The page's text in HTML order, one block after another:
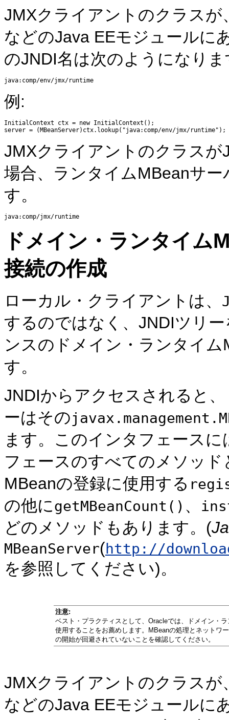
JMXクライアントのクラス
などのJava EEモジュールに
のJNDI名は次のようになりま
例:
InitialContext ctx = new InitialContext();
JMXクライアントのクラス
場合、ランタイムMBeanサ
す。
ドメイン・ランタイム
接続の作成
ローカル・クライアントは、
するのではなく、JNDIツリ
ンスのドメイン・ランタイ
す。
JNDIからアクセスされると
ーはその
ます。このインタフェースに
フェースのすべてのメソッ
MBeanの登録に使用する
の他にgetMBeanCount() 、
どのメソッドもあります。(
MBeanServer(http://
を参照してください)。
注意:
ベスト・プラクティスとして、Oracleでは、ドメイン・
使用することをお薦めします。MBeanの処理とネットワ
の開始が回避されていないことを確認してください。
JMXクライアントのクラス
などのJava EEモジュールに